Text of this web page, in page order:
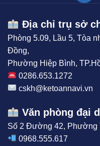
Địa chỉ trụ sở
Phòng 5.09, Lầu 5, Tòa
Đồng,
Phường Hiệp Bình,
0286.653.1272
cskh@ketoannavi.vn
Văn phòng đại
Số 2 Đường 42, Phường
0968.555.617